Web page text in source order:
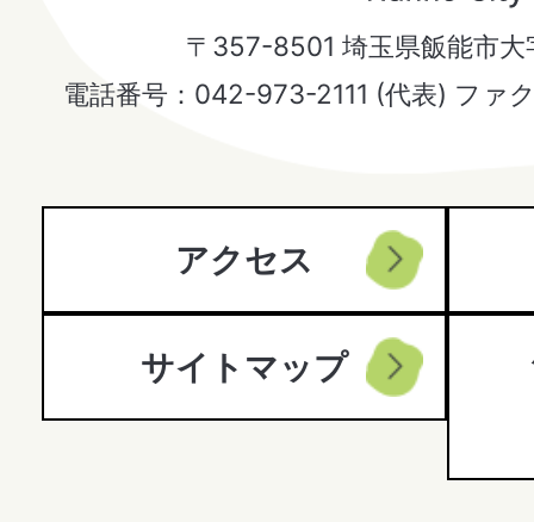
Hanno
〒357-8501 埼玉県飯能市大
電話番号：042-973-2111 (代表) ファ
アクセス
サイトマップ